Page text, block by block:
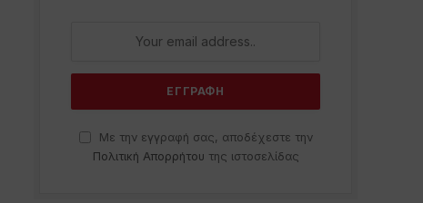
Με την εγγραφή σας, αποδέχεστε την
Πολιτική Απορρήτου της ιστοσελίδας